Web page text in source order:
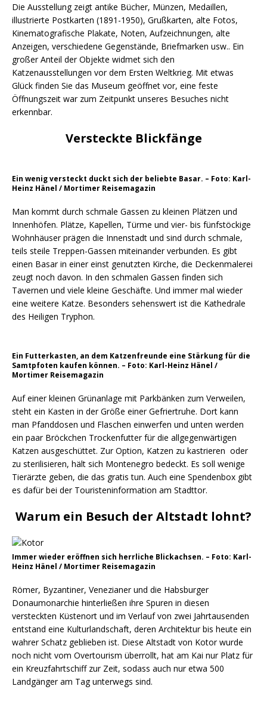
Die Ausstellung zeigt antike Bücher, Münzen, Medaillen,
illustrierte Postkarten (1891-1950), Grußkarten, alte Fotos,
Kinematografische Plakate, Noten, Aufzeichnungen, alte
Anzeigen, verschiedene Gegenstände, Briefmarken usw.. Ein
großer Anteil der Objekte widmet sich den
Katzenausstellungen vor dem Ersten Weltkrieg. Mit etwas
Glück finden Sie das Museum geöffnet vor, eine feste
Öffnungszeit war zum Zeitpunkt unseres Besuches nicht
erkennbar.
Versteckte Blickfänge
Ein wenig versteckt duckt sich der beliebte Basar. – Foto: Karl-
Heinz Hänel / Mortimer Reisemagazin
Man kommt durch schmale Gassen zu kleinen Plätzen und
Innenhöfen. Plätze, Kapellen, Türme und vier- bis fünfstöckige
Wohnhäuser prägen die Innenstadt und sind durch schmale,
teils steile Treppen-Gassen miteinander verbunden. Es gibt
einen Basar in einer einst genutzten Kirche, die Deckenmalerei
zeugt noch davon. In den schmalen Gassen finden sich
Tavernen und viele kleine Geschäfte. Und immer mal wieder
eine weitere Katze. Besonders sehenswert ist die Kathedrale
des Heiligen Tryphon.
Ein Futterkasten, an dem Katzenfreunde eine Stärkung für die
Samtpfoten kaufen können. – Foto: Karl-Heinz Hänel /
Mortimer Reisemagazin
Auf einer kleinen Grünanlage mit Parkbänken zum Verweilen,
steht ein Kasten in der Größe einer Gefriertruhe. Dort kann
man Pfanddosen und Flaschen einwerfen und unten werden
ein paar Bröckchen Trockenfutter für die allgegenwärtigen
Katzen ausgeschüttet. Zur Option, Katzen zu kastrieren oder
zu sterilisieren, hält sich Montenegro bedeckt. Es soll wenige
Tierärzte geben, die das gratis tun. Auch eine Spendenbox gibt
es dafür bei der Touristeninformation am Stadttor.
Warum ein Besuch der Altstadt lohnt?
Immer wieder eröffnen sich herrliche Blickachsen. – Foto: Karl-
Heinz Hänel / Mortimer Reisemagazin
Römer, Byzantiner, Venezianer und die Habsburger
Donaumonarchie hinterließen ihre Spuren in diesen
versteckten Küstenort und im Verlauf von zwei Jahrtausenden
entstand eine Kulturlandschaft, deren Architektur bis heute ein
wahrer Schatz geblieben ist. Diese Altstadt von Kotor wurde
noch nicht vom Overtourism überrollt, hat am Kai nur Platz für
ein Kreuzfahrtschiff zur Zeit, sodass auch nur etwa 500
Landgänger am Tag unterwegs sind.